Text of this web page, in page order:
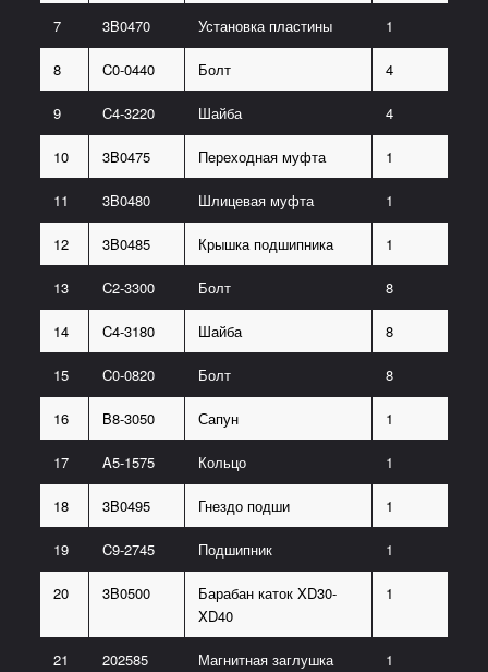
7 3B0470 Установка пластины 1
8 C0-0440 Болт 4
9 C4-3220 Шайба 4
10 3B0475 Переходная муфта 1
11 3B0480 Шлицевая муфта 1
12 3B0485 Крышка подшипника 1
13 C2-3300 Болт 8
14 C4-3180 Шайба 8
15 C0-0820 Болт 8
16 B8-3050 Сапун 1
17 A5-1575 Кольцо 1
18 3B0495 Гнездо подши 1
19 C9-2745 Подшипник 1
20 3B0500
Барабан каток XD30-
XD40
1
21 202585 Магнитная заглушка 1